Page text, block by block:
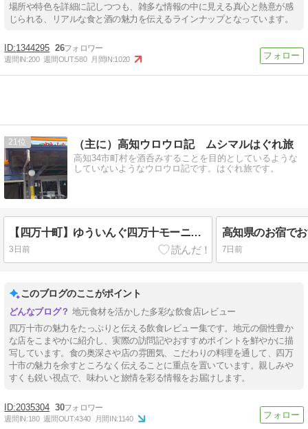
場所や特色を詳細に記しつつも、雑多な情報の中に見える真心と熱意が感
じられる、リアルな食と酒の魅力を伝えるラインナップとなっています。
1344295 26
週間IN:200 週間OUT:580 月間IN:1020
21 （主に）高知ウロウロ記 ムシマルはぐれ旅
高知34市町村を酒呑みすることを目的としているような
していないようなウロウロ記です。はぐれ旅です。
【四万十町】ゆういんぐ四万十モーニングバイキングは令和最安値級の高知朝食べ放題！
3日前 7日前
このブログのここがポイント
地元食材を活かした多彩な飲食店レビュー
四万十市の魅力をたっぷりと伝える飲食レビュー集です。地元の個性豊か
な店をこまやかに紹介し、実際の訪問記やおすすめポイントを鮮やかに描
写しています。食の奥深さや店の雰囲気、こだわりの料理を通して、四万
十市の魅力を余すところなく伝えることに重点を置いています。親しみや
すくも鋭い視点で、味わいと旅情を彩る情報をお届けします。
2035304 30
週間IN:180 週間OUT:4340 月間IN:1140